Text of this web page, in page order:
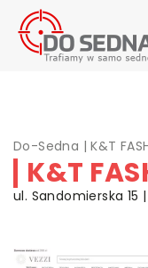
Do-Sedna |K&T
K&T
ul. Sandomierska 15